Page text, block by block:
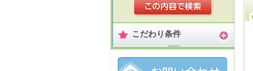
こだわり条件